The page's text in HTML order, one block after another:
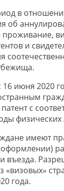
в
об
и
июня 2020
с
физических
имеют
въезда.
года.